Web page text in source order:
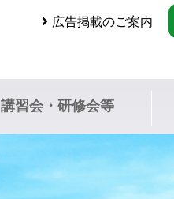
広告掲載のご案内
講習会・研修会等